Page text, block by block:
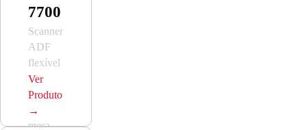
7700
Scanner
ADF
flexível
de alto
volume
com
mesa
Ver
Produto
→